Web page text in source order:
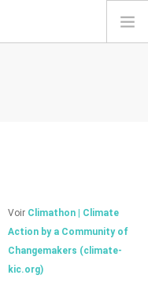
Voir Climathon | Climate
Action by a Community of
Changemakers (climate-
kic.org)